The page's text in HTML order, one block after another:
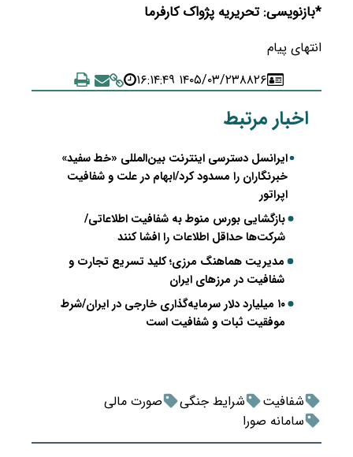
*بازنویسی: تحریریه پژواک کارفرما
انتهای پیام
۸۸۲۶۱۴۰۵/۰۳/۲۳ ۱۶:۱۴:۴۹
اخبار مرتبط
ایرانسل دسترسی اینترنت بین‌المللی «خط سفید»
خبرنگاران را مسدود کرد/ابهام در علت و شفافیت
اپراتور
بازگشایی بورس منوط به شفافیت اطلاعاتی/
شرکت‌ها حداقل اطلاعات را افشا کنند
مدیریت هماهنگ مرزی؛ کلید تسریع تجارت و
شفافیت در مرزهای ایران
۱۰ میلیارد دلار سرمایه‌گذاری خارجی در ایران/شرط
موفقیت ثبات و شفافیت است
شفافیت شرایط جنگی
صورت مالی
سامانه صورا